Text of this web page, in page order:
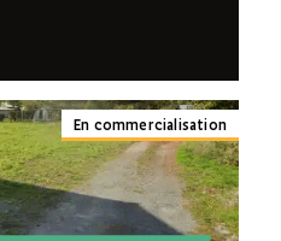
En commercialisation